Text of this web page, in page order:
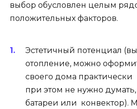
выбор обусловлен целым
положительных факторов.
Эстетичный потенциал
отопление, можно
своего дома практически
при этом не нужно думать,
батареи или конвектор).